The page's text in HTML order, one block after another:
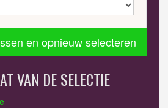
en opnieuw selecteren
VAN DE SELECTIE